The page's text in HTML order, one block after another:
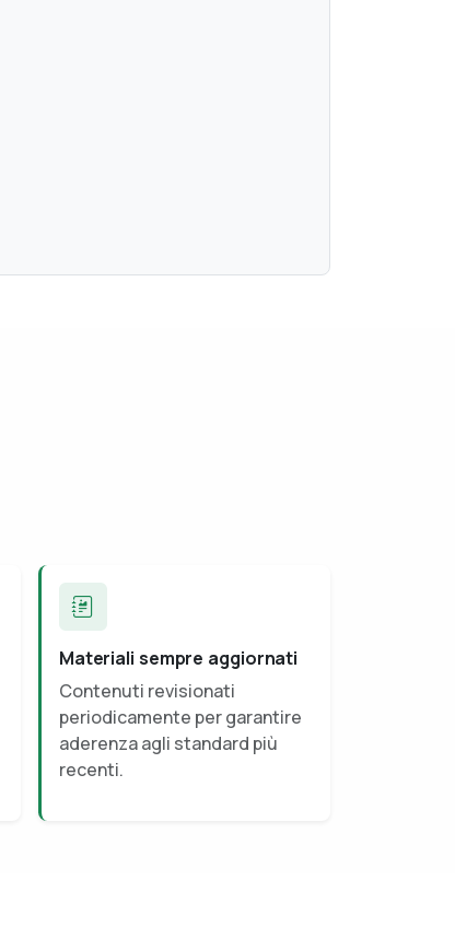
Materiali sempre aggiornati
Contenuti revisionati
periodicamente per garantire
aderenza agli standard più
recenti.